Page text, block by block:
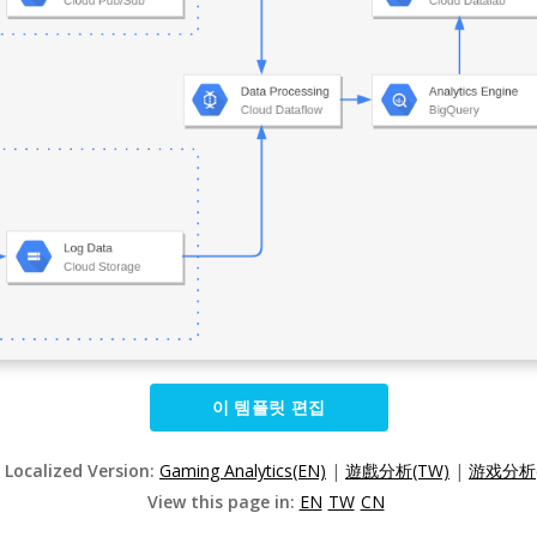
이 템플릿 편집
Version: Gaming Analytics(EN) | 遊戲分析(TW) | 游戏分
View this page in: EN TW CN